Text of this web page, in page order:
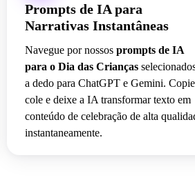
Prompts de IA para
Narrativas Instantâneas
Navegue por nossos prompts de IA
para o Dia das Crianças
a dedo para ChatGPT e Gemini.
cole e deixe a IA transformar texto em
conteúdo de celebração de alta
instantaneamente.